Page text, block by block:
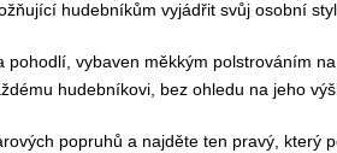
hudebníkům vyjádřit svůj osobní
pohodlí, vybaven měkkým polstrováním
hudebníkovi, bez ohledu na jeho
popruhů a najděte ten pravý,